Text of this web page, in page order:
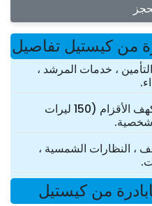
من كيستيل تفاصيل
، خدمات المرشد ،
تذكرة الدخول إلى كهف الأقزام (150 ليرات
شخصية.
، النظارات الشمسية ،
من كيستيل